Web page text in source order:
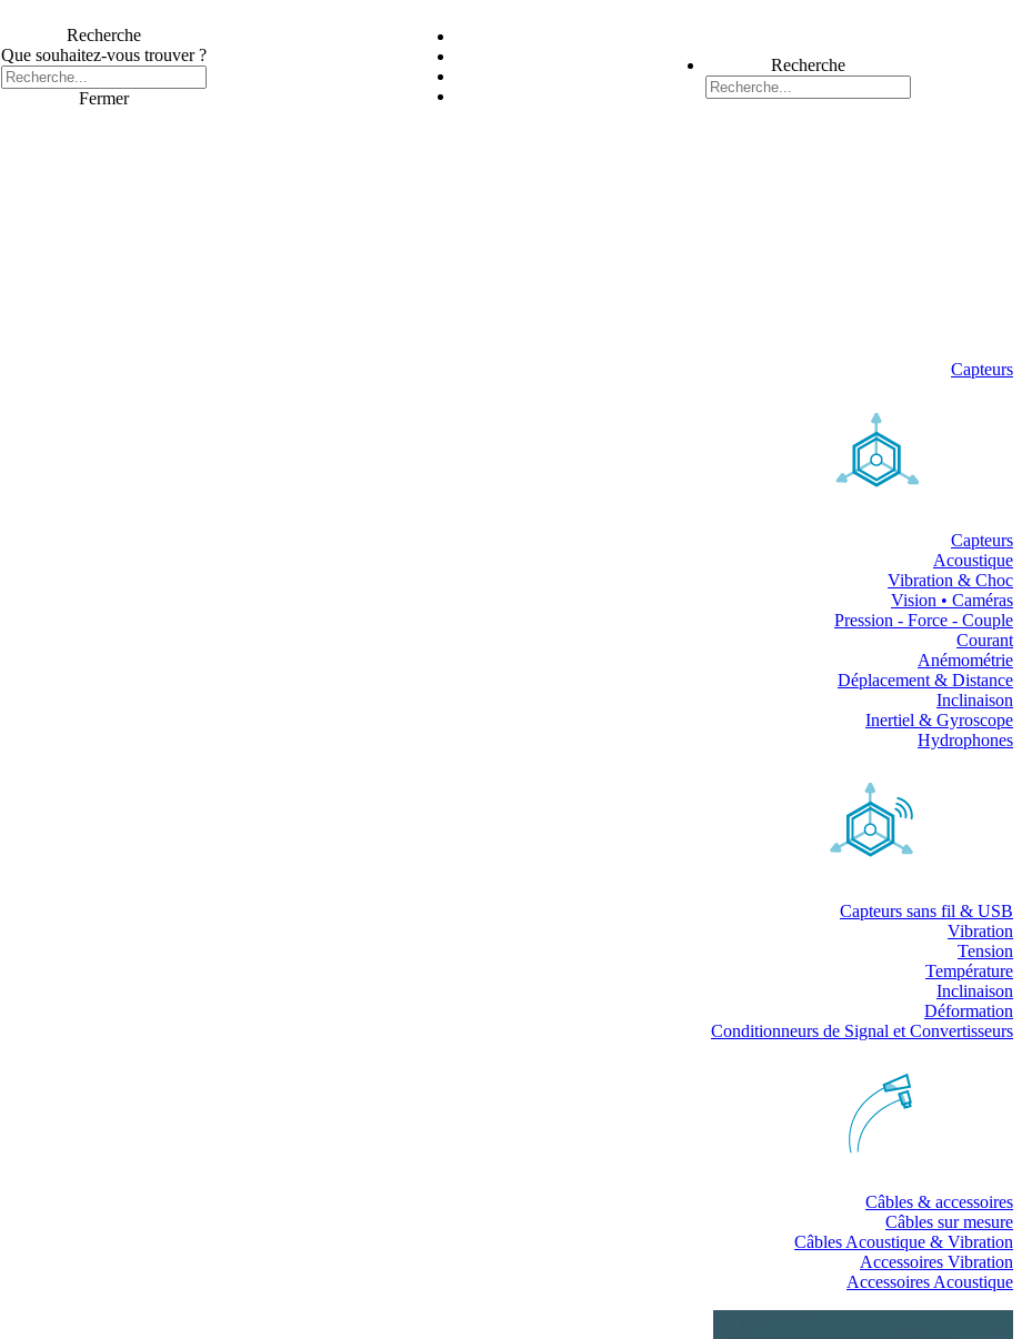
Recherche
Que souhaitez-vous trouver ?
Fermer
Recherche
Capteurs
Capteurs
Acoustique
Vibration & Choc
Vision • Caméras
Pression - Force - Couple
Courant
Anémométrie
Déplacement & Distance
Inclinaison
Inertiel & Gyroscope
Hydrophones
Capteurs sans fil & USB
Vibration
Tension
Température
Inclinaison
Déformation
Conditionneurs de Signal et Convertisseurs
Câbles & accessoires
Câbles sur mesure
Câbles Acoustique & Vibration
Accessoires Vibration
Accessoires Acoustique